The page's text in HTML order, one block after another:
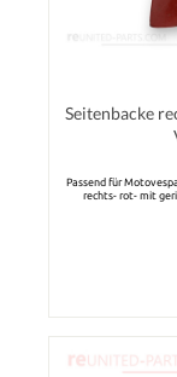
Seitenbacke
Passend für
rechts- rot- mit